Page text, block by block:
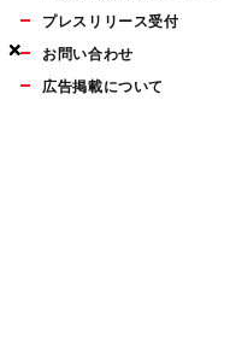
×
×
×
プレスリリース受付
お問い合わせ
広告掲載について